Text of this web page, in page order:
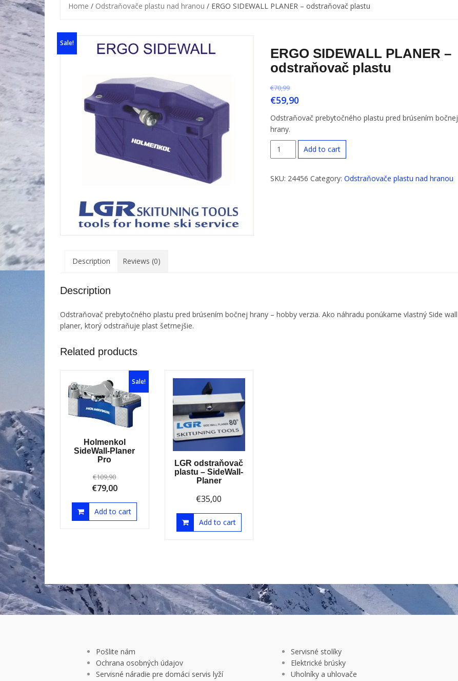
Home / Odstraňovače plastu nad hranou / ERGO SIDEWALL PLANER – odstraňovač plastu
Sale!
ERGO SIDEWALL PLANER –
odstraňovač plastu
€70,99
€59,90
Odstraňovač prebytočného plastu pred brúsením bočnej
hrany.
ERGO
SIDEWALL
-
Add to cart
SKU: 24456 Category: Odstraňovače plastu nad hranou
Description Reviews (0)
Description
Odstraňovač prebytočného plastu pred brúsením bočnej hrany – hobby verzia. Ako náhradu ponúkame vlastný Side wall
planer, ktorý odstraňuje plast šetrnejšie.
Related products
Sale!
Holmenkol
SideWall-Planer
Pro
€109,90
€79,00
Add to cart
LGR odstraňovač
plastu – SideWall-
Planer
€35,00
Add to cart
Pošlite nám
Ochrana osobných údajov
Servisné náradie pre domáci servis lyží
Servisné stolíky
Elektrické brúsky
Uholníky a uhlovače